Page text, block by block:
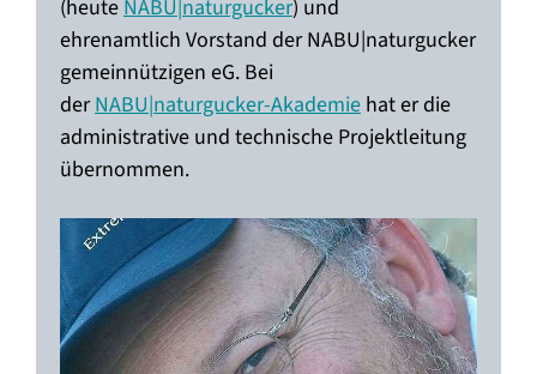
(heuteNABU|naturgucker) und
ehrenamtlich Vorstand der NABU|naturgucker
gemeinnützigen eG. Bei
derNABU|naturgucker-Akademie hat er die
administrative und technische Projektleitung
übernommen.